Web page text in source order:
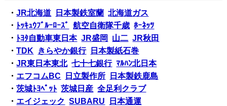
・JR北海道 日本製鉄室蘭 北海道ガス
・ ﾄｯｷｭｳﾌﾞﾙｰﾛｰｽﾞ 航空自衛隊千歳 ﾎｰﾈｯﾂ
・ ﾄﾖﾀ自動車東日本 JR盛岡 山二 JR秋田
・TDK きらやか銀行
日本製紙石巻
・JR東日本東北 七十七銀行 ﾏﾙﾊﾝ北日本
・ エフコムBC 日立製作所
日本製鉄鹿島
・茨城ﾄﾖﾍﾟｯﾄ 茨城日産 全足利クラブ
・ エイジェック SUBARU
日本通運